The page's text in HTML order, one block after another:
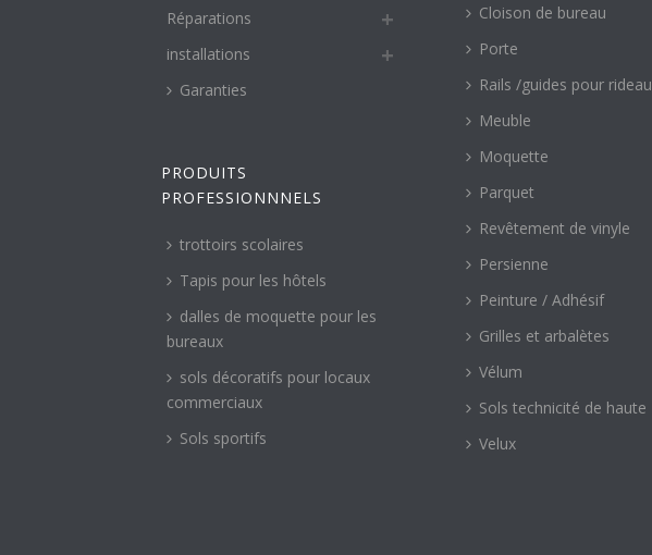
Réparations
installations
Garanties
PRODUITS
PROFESSIONNNELS
trottoirs scolaires
Tapis pour les hôtels
dalles de moquette pour les
bureaux
sols décoratifs pour locaux
commerciaux
Sols sportifs
Cloison de bureau
Porte
Rails /guides pour rideau
Meuble
Moquette
Parquet
Revêtement de vinyle
Persienne
Peinture / Adhésif
Grilles et arbalètes
Vélum
Sols technicité de haute
Velux